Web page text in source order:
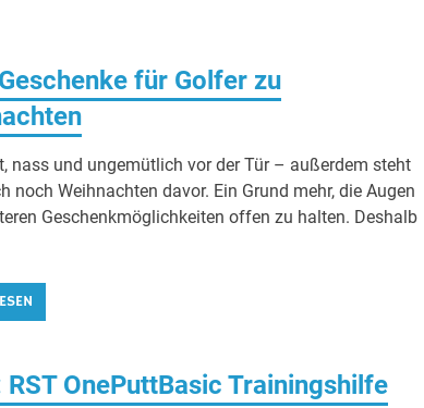
für Golfer zu
nass und ungemütlich vor der Tür – außerdem steht
noch Weihnachten davor. Ein Grund mehr, die Augen
Geschenkmöglichkeiten offen zu halten. Deshalb
RST OnePuttBasic Trainingshilfe